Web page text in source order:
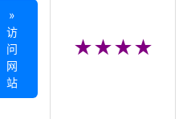
»
访
问
网
站
★★★★